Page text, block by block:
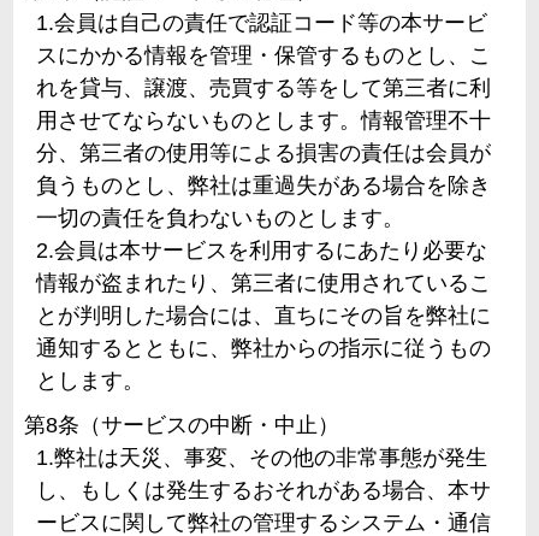
1.会員は自己の責任で認証コード等の本サービ
スにかかる情報を管理・保管するものとし、こ
れを貸与、譲渡、売買する等をして第三者に利
用させてならないものとします。情報管理不十
分、第三者の使用等による損害の責任は会員が
負うものとし、弊社は重過失がある場合を除き
一切の責任を負わないものとします。
2.会員は本サービスを利用するにあたり必要な
情報が盗まれたり、第三者に使用されているこ
とが判明した場合には、直ちにその旨を弊社に
通知するとともに、弊社からの指示に従うもの
とします。
第8条（サービスの中断・中止）
1.弊社は天災、事変、その他の非常事態が発生
し、もしくは発生するおそれがある場合、本サ
ービスに関して弊社の管理するシステム・通信